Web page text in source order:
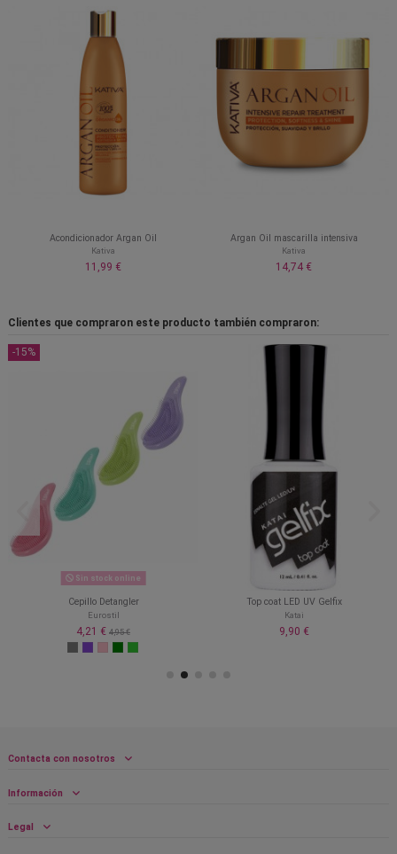
Acondicionador Argan Oil
Kativa
11,99 €
Argan Oil mascarilla intensiva
Kativa
14,74 €
Clientes que compraron este producto también compraron:
-15%
Sin stock online
Cepillo Detangler
Eurostil
4,21 € 4,95 €
Top coat LED UV Gelfix
Katai
9,90 €
Contacta con nosotros
Información
Legal